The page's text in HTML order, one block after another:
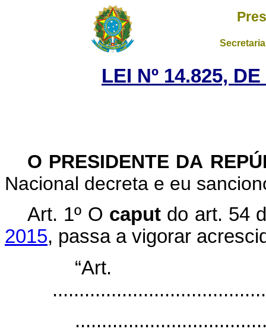
LEI Nº 14.825,
O PRESIDENTE DA
Nacional decreta e eu
Art. 1º O caput do art. 54
2015, passa a vigorar